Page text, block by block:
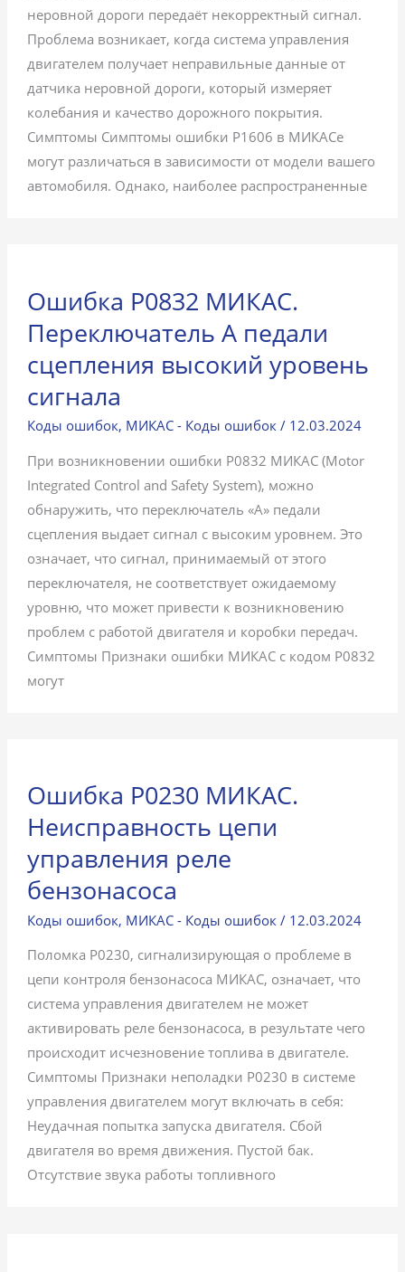
неровной дороги передаёт некорректный сигнал.
Проблема возникает, когда система управления
двигателем получает неправильные данные от
датчика неровной дороги, который измеряет
колебания и качество дорожного покрытия.
Симптомы Симптомы ошибки P1606 в МИКАСе
могут различаться в зависимости от модели вашего
автомобиля. Однако, наиболее распространенные
Ошибка P0832 МИКАС.
Переключатель А педали
сцепления высокий уровень
сигнала
Коды ошибок, МИКАС - Коды ошибок/ 12.03.2024
При возникновении ошибки P0832 МИКАС (Motor
Integrated Control and Safety System), можно
обнаружить, что переключатель «А» педали
сцепления выдает сигнал с высоким уровнем. Это
означает, что сигнал, принимаемый от этого
переключателя, не соответствует ожидаемому
уровню, что может привести к возникновению
проблем с работой двигателя и коробки передач.
Симптомы Признаки ошибки МИКАС с кодом P0832
могут
Ошибка P0230 МИКАС.
Неисправность цепи
управления реле
бензонасоса
Коды ошибок, МИКАС - Коды ошибок / 12.03.2024
Поломка P0230, сигнализирующая о проблеме в
цепи контроля бензонасоса МИКАС, означает, что
система управления двигателем не может
активировать реле бензонасоса, в результате чего
происходит исчезновение топлива в двигателе.
Симптомы Признаки неполадки P0230 в системе
управления двигателем могут включать в себя:
Неудачная попытка запуска двигателя. Сбой
двигателя во время движения. Пустой бак.
Отсутствие звука работы топливного